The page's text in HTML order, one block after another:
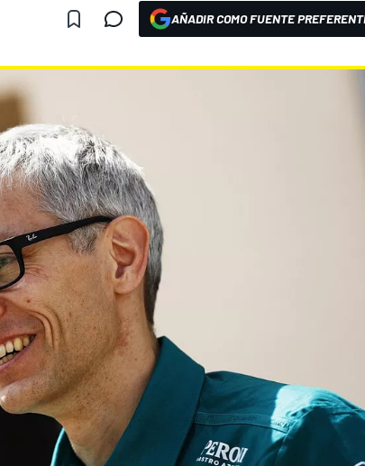
AÑADIR COMO FUENTE